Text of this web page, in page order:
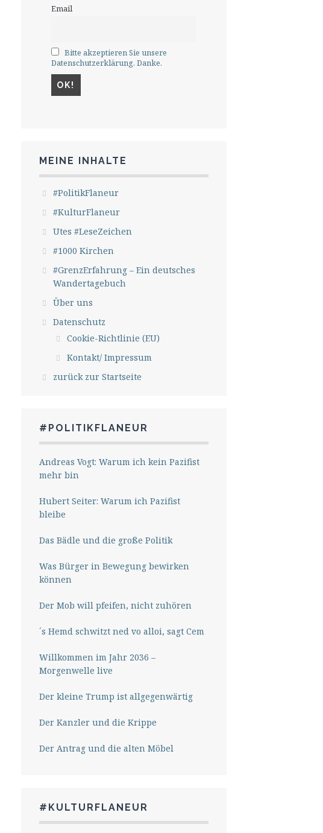
Email
Bitte akzeptieren Sie unsere
Datenschutzerklärung. Danke.
MEINE INHALTE
#PolitikFlaneur
#KulturFlaneur
Utes #LeseZeichen
#1000 Kirchen
#GrenzErfahrung – Ein deutsches
Wandertagebuch
Über uns
Datenschutz
Cookie-Richtlinie (EU)
Kontakt/ Impressum
zurück zur Startseite
#POLITIKFLANEUR
Andreas Vogt: Warum ich kein Pazifist
mehr bin
Hubert Seiter: Warum ich Pazifist
bleibe
Das Bädle und die große Politik
Was Bürger in Bewegung bewirken
können
Der Mob will pfeifen, nicht zuhören
´s Hemd schwitzt ned vo alloi, sagt Cem
Willkommen im Jahr 2036 –
Morgenwelle live
Der kleine Trump ist allgegenwärtig
Der Kanzler und die Krippe
Der Antrag und die alten Möbel
#KULTURFLANEUR